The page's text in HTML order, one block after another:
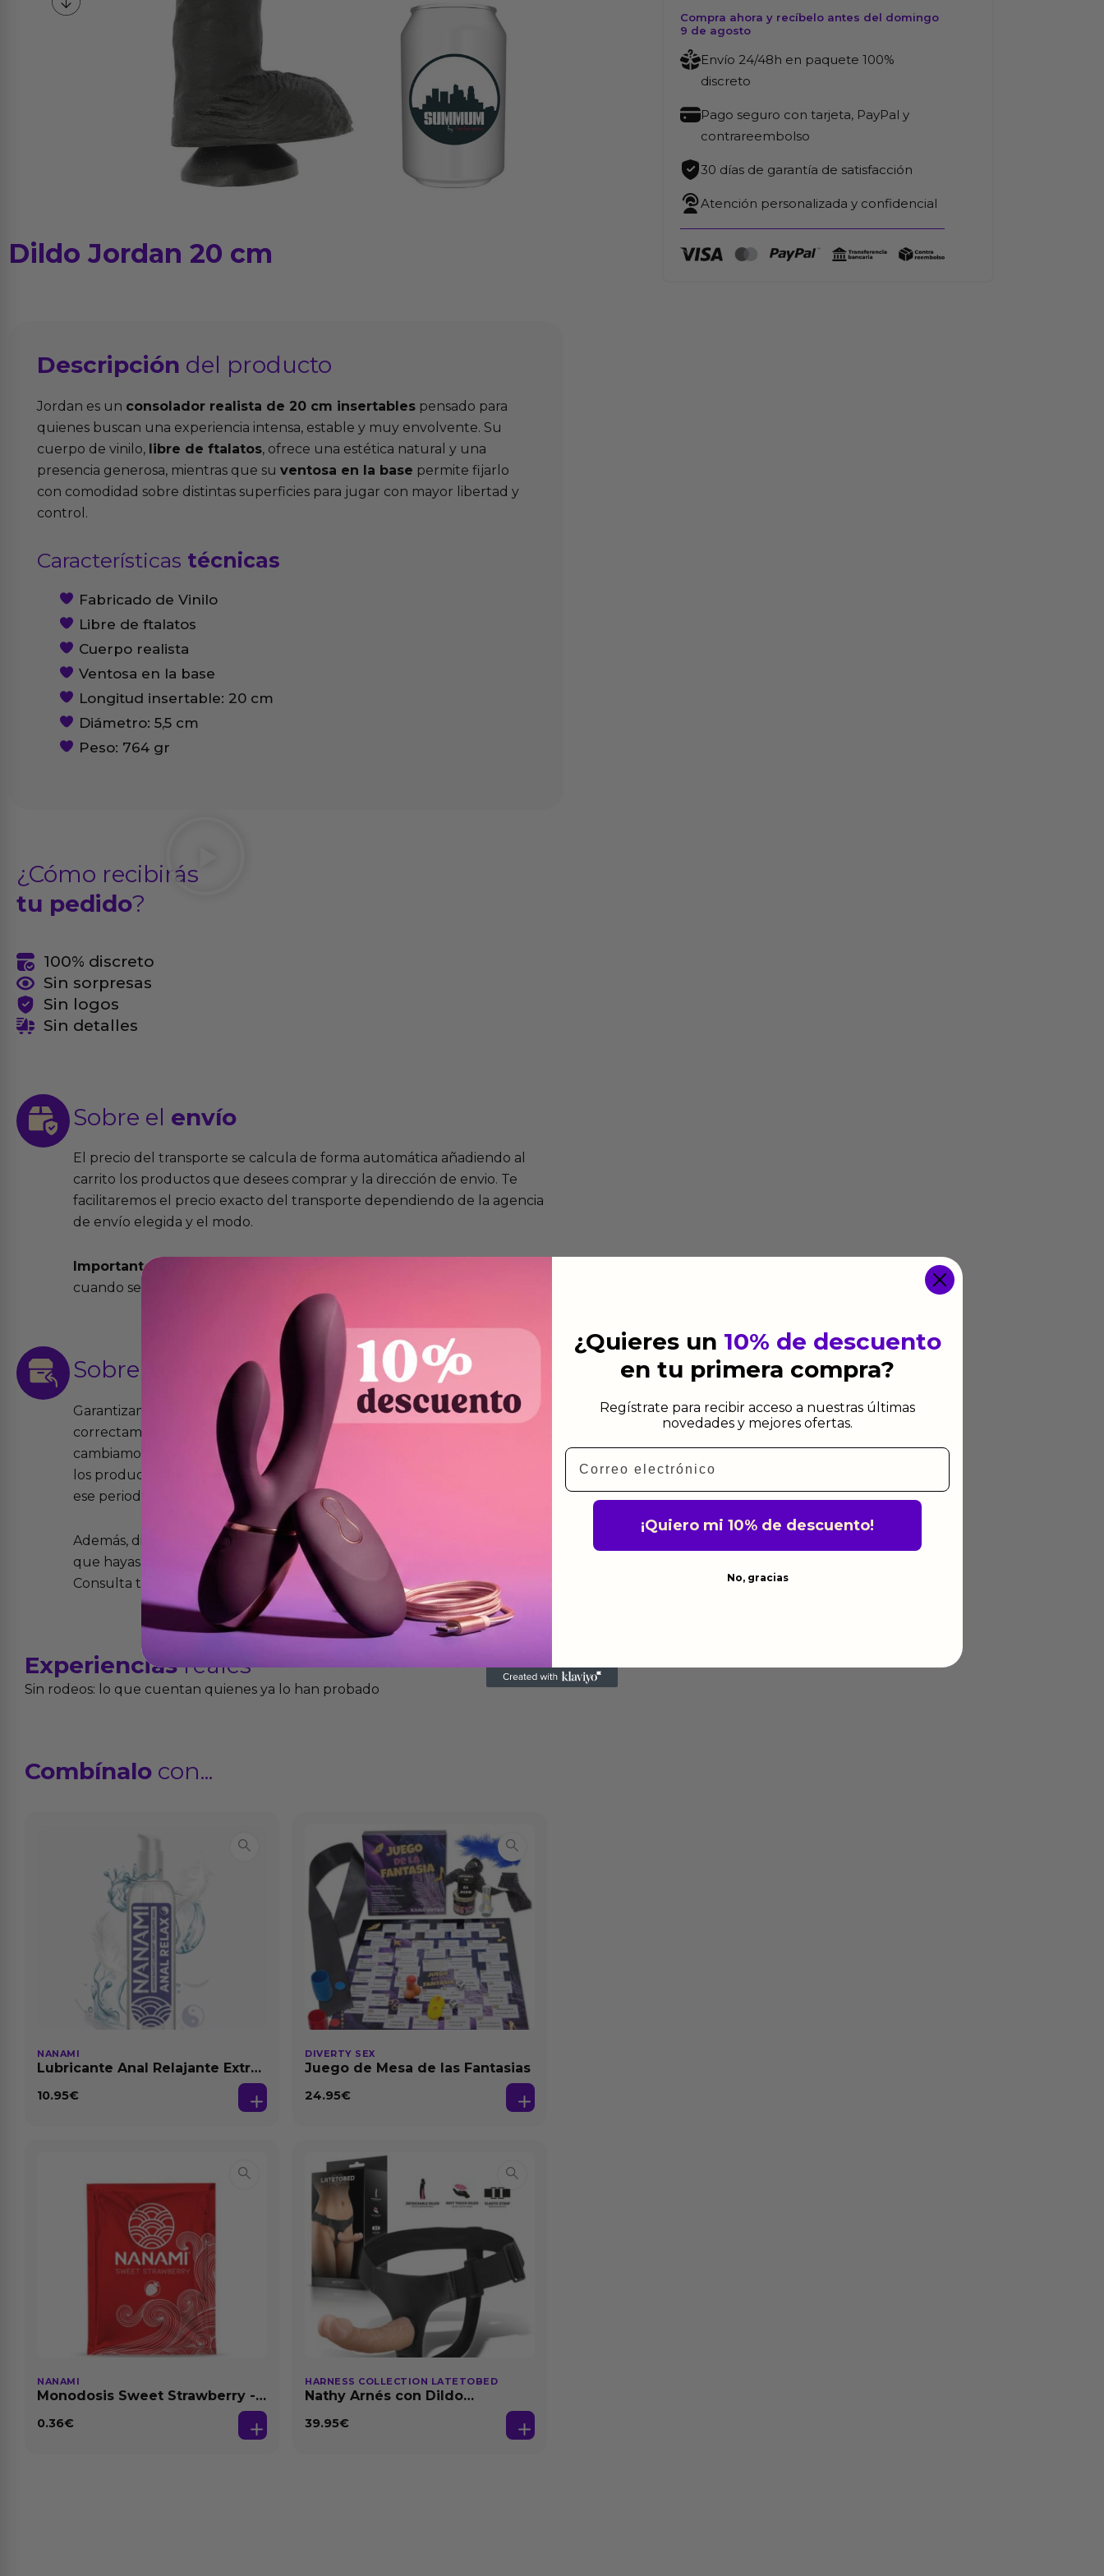
Dildo Jordan 20 cm
Descripción del producto
Jordan es un consolador realista de 20 cm insertables pensado para
quienes buscan una experiencia intensa, estable y muy envolvente. Su
cuerpo de vinilo, libre de ftalatos, ofrece una estética natural y una
presencia generosa, mientras que su ventosa en la base permite fijarlo
con comodidad sobre distintas superficies para jugar con mayor libertad y
control.
Características técnicas
Fabricado de Vinilo
Libre de ftalatos
Cuerpo realista
Ventosa en la base
Longitud insertable: 20 cm
Diámetro: 5,5 cm
Peso: 764 gr
¿Cómo recibirás
tu pedido?
100% discreto
Sin sorpresas
Sin logos
Sin detalles
Sobre el envío
El precio del transporte se calcula de forma automática añadiendo al
carrito los productos que desees comprar y la dirección de envio. Te
facilitaremos el precio exacto del transporte dependiendo de la agencia
de envío elegida y el modo.
Importante:
cuando se cursen antes de las 13:00 horas y en días laborables.
Sobre las devoluciones
Garantizamos que los productos que vendemos funcionan
correctamente y que si tienen algún defecto de fabricación te lo
cambiamos sin costo alguno. La ley de 2 años de garantía significa que
los productos tienen garantía contra defectos de fabricación durante
ese periodo pero no por mal uso o uso indebido.
Además, dispones de 15 días desde la entrega para devolver productos
que hayas recibido y que simplemente no te gusten o no los quieras.
Consulta todos los detalles en nuestra política de devoluciones.
Experienciasreales
Sin rodeos: lo que cuentan quienes ya lo han probado
Combínalo con...
NANAMI
Lubricante Anal Relajante Extra
10.95€
DIVERTY SEX
Juego de Mesa de las Fantasias
24.95€
NANAMI
Monodosis Sweet Strawberry -
0.36€
HARNESS COLLECTION LATETOBED
Nathy Arnés con Dildo
39.95€
cantidad
Compra ahora y recíbelo antes del domingo
9 de agosto
Envío 24/48h en paquete 100%
discreto
Pago seguro con tarjeta, PayPal y
contrareembolso
30 días de garantía de satisfacción
Atención personalizada y confidencial
¿Quieres un 10% de descuento
en tu primera compra?
Regístrate para recibir acceso a nuestras últimas
novedades y mejores ofertas.
Email
¡Quiero mi 10% de descuento!
No, gracias